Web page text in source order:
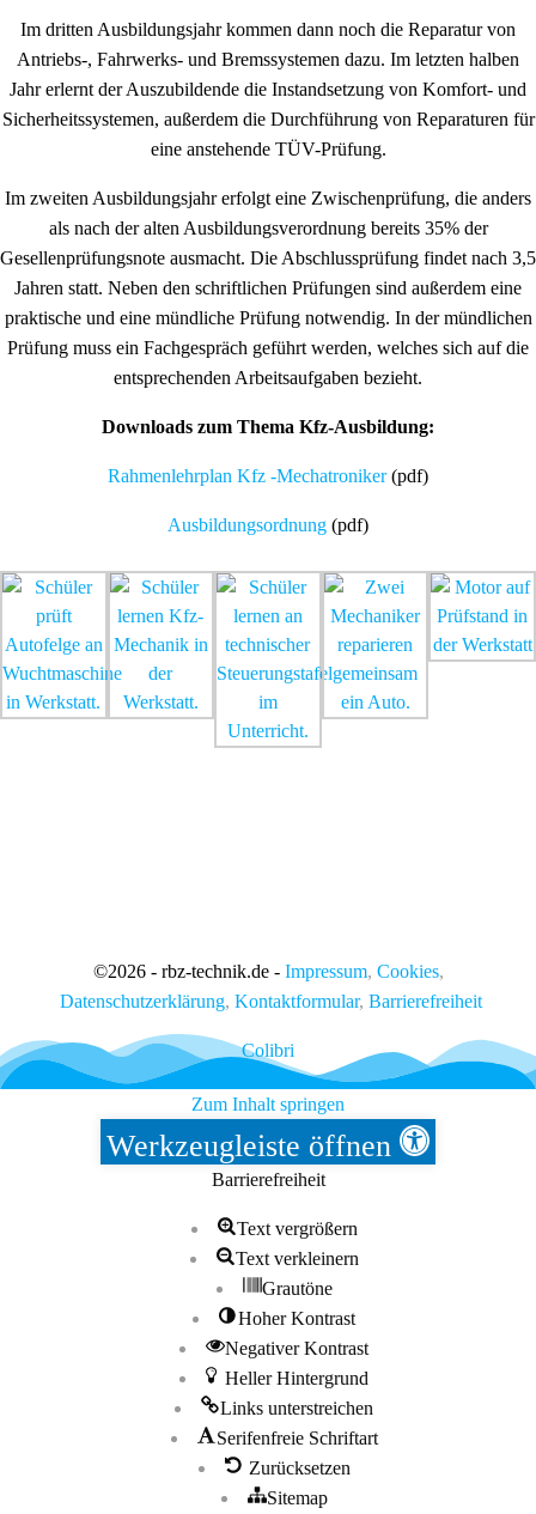
Im dritten Ausbildungsjahr kommen dann noch die Reparatur von
Antriebs-, Fahrwerks- und Bremssystemen dazu. Im letzten halben
Jahr erlernt der Auszubildende die Instandsetzung von Komfort- und
Sicherheitssystemen, außerdem die Durchführung von Reparaturen für
eine anstehende TÜV-Prüfung.
Im zweiten Ausbildungsjahr erfolgt eine Zwischenprüfung, die anders
als nach der alten Ausbildungsverordnung bereits 35% der
Gesellenprüfungsnote ausmacht. Die Abschlussprüfung findet nach 3,5
Jahren statt. Neben den schriftlichen Prüfungen sind außerdem eine
praktische und eine mündliche Prüfung notwendig. In der mündlichen
Prüfung muss ein Fachgespräch geführt werden, welches sich auf die
entsprechenden Arbeitsaufgaben bezieht.
Downloads zum Thema Kfz-Ausbildung:
Rahmenlehrplan Kfz -Mechatroniker(pdf)
Ausbildungsordnung (pdf)
©2026 - rbz-technik.de - Impressum, Cookies,
Datenschutzerklärung, Kontaktformular, Barrierefreiheit
Colibri
Zum Inhalt springen
Werkzeugleiste öffnen
Barrierefreiheit
Text vergrößern
Text verkleinern
Grautöne
Hoher Kontrast
Negativer Kontrast
Heller Hintergrund
Links unterstreichen
Serifenfreie Schriftart
Zurücksetzen
Sitemap